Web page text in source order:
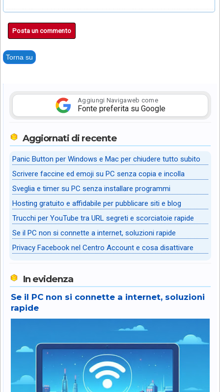
Posta un commento
Torna su
Aggiungi Navigaweb come
Fonte preferita su Google
Aggiornati di recente
Panic Button per Windows e Mac per chiudere tutto subito
Scrivere faccine ed emoji su PC senza copia e incolla
Sveglia e timer su PC senza installare programmi
Hosting gratuito e affidabile per pubblicare siti e blog
Trucchi per YouTube tra URL segreti e scorciatoie rapide
Se il PC non si connette a internet, soluzioni rapide
Privacy Facebook nel Centro Account e cosa disattivare
In evidenza
Se il PC non si connette a internet, soluzioni
rapide